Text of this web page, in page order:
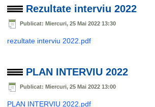
Rezultate interviu 2022
Publicat: Miercuri, 25 Mai 2022 13:30
rezultate interviu 2022.pdf
PLAN INTERVIU 2022
Publicat: Miercuri, 25 Mai 2022 13:00
PLAN INTERVIU 2022.pdf